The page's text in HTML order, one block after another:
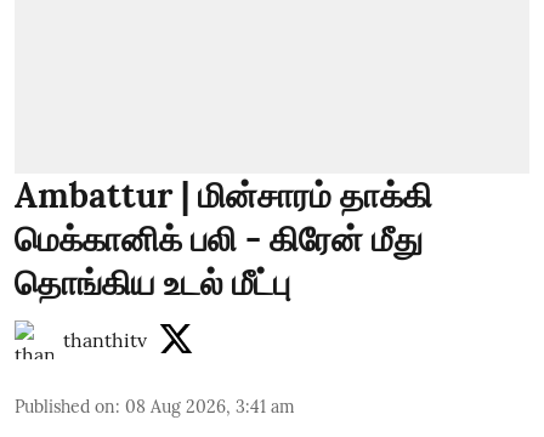
Ambattur | மின்சாரம் தாக்கி
மெக்கானிக் பலி - கிரேன் மீது
தொங்கிய உடல் மீட்பு
thanthitv
Published on: 08 Aug 2026, 3:41 am